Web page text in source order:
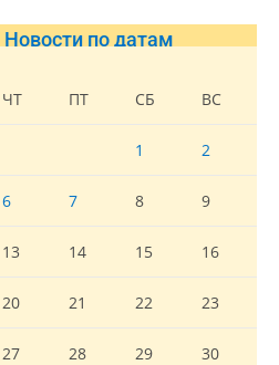
по датам
ЧТ ПТ СБ ВС
1 2
6 7 8 9
13 14 15 16
20 21 22 23
27 28 29 30